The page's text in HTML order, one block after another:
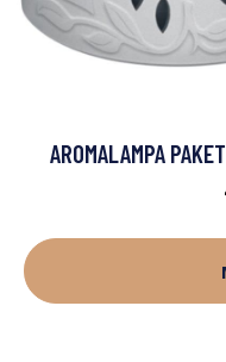
AROMALAMPA